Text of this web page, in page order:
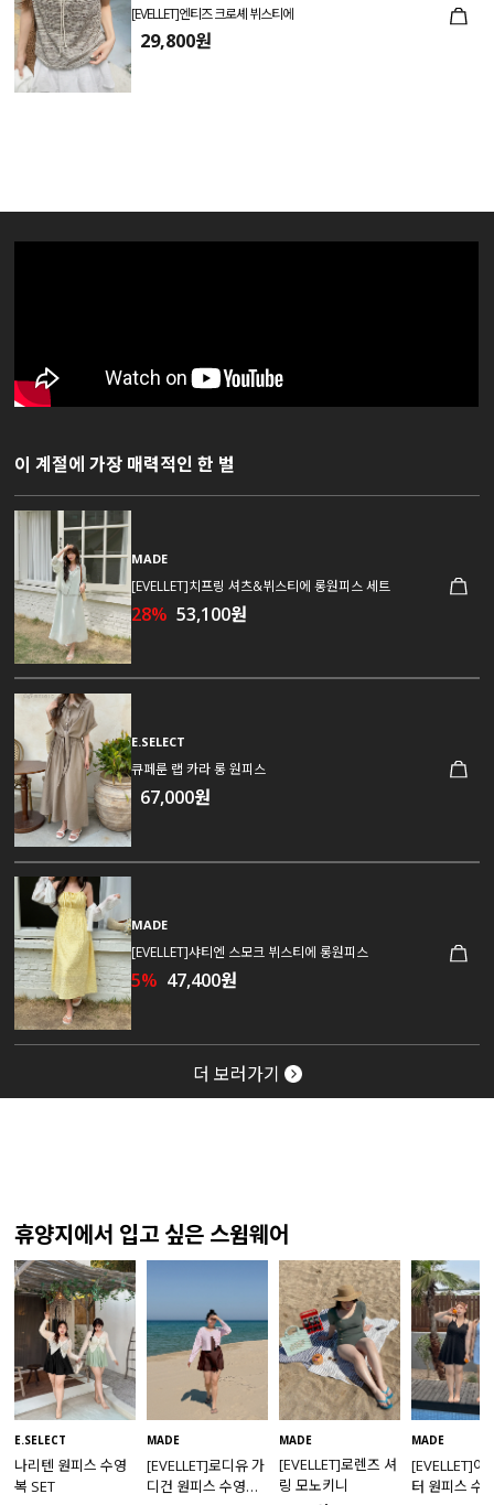
[EVELLET]엔티즈 크로셰 뷔스티에
29,800원
이 계절에 가장 매력적인 한 벌
MADE
[EVELLET]치프링 셔츠&뷔스티에 롱원피스 세트
28% 53,100원
E.SELECT
큐페룬 랩 카라 롱 원피스
67,000원
MADE
[EVELLET]샤티엔 스모크 뷔스티에 롱원피스
5% 47,400원
더 보러가기
휴양지에서 입고 싶은 스윔웨어
E.SELECT
나리텐 원피스 수영
복 SET
MADE
[EVELLET]로디유 가
디건 원피스 수영복
MADE
[EVELLET]로렌즈 셔
링 모노키니
MADE
[EVELLET]아
터 원피스 수